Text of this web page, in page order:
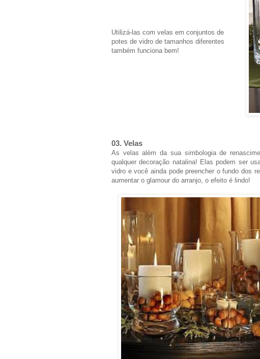
Utilizá-las com velas em conjuntos de
potes de vidro de tamanhos diferentes
também funciona bem!
03. Velas
As velas além da sua simbologia de
qualquer decoração natalina! Elas podem ser
vidro e você ainda pode preencher o fundo dos
aumentar o glamour do arranjo, o efeito é lindo!